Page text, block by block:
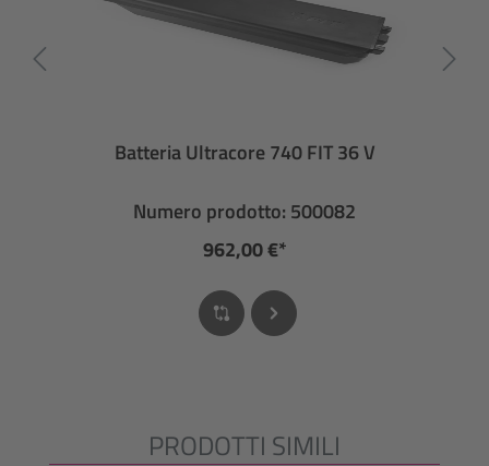
Batteria Ultracore 740 FIT 36 V
Numero prodotto: 500082
962,00 €*
Salta la galleria dei prodotti
PRODOTTI SIMILI